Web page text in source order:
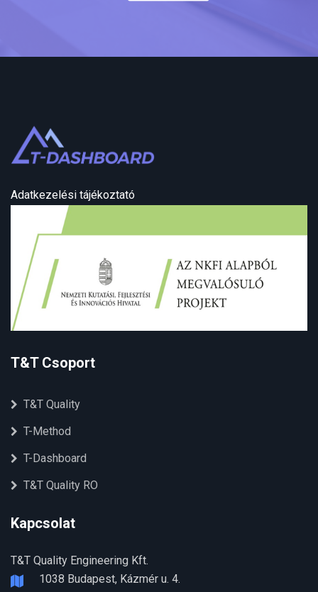
Adatkezelési tájékoztató
T&T Csoport
T&T Quality
T-Method
T-Dashboard
T&T Quality RO
Kapcsolat
T&T Quality Engineering Kft.
1038 Budapest, Kázmér u. 4.